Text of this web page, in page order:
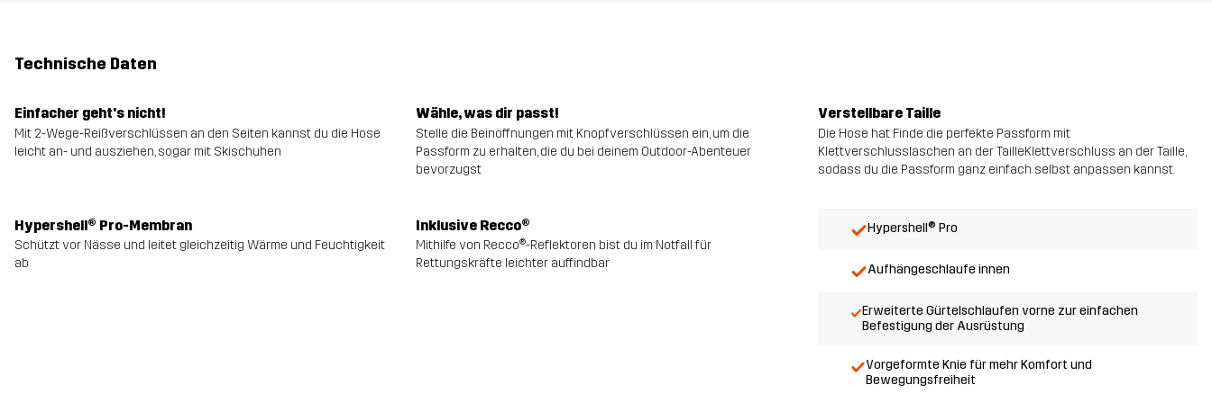
Technische Daten
Einfacher geht's nicht!
Mit 2-Wege-Reißverschlüssen an den Seiten kannst du die Hose
leicht an- und ausziehen, sogar mit Skischuhen
Wähle, was dir passt!
Stelle die Beinöffnungen mit Knopfverschlüssen ein, um die
Passform zu erhalten, die du bei deinem Outdoor-Abenteuer
bevorzugst
Verstellbare Taille
Die Hose hat Finde die perfekte Passform mit
Klettverschlusslaschen an der TailleKlettverschluss an der Taille,
sodass du die Passform ganz einfach selbst anpassen kannst.
Hypershell® Pro-Membran
Schützt vor Nässe und leitet gleichzeitig Wärme und Feuchtigkeit
ab
Inklusive Recco®
Mithilfe von Recco®-Reflektoren bist du im Notfall für
Rettungskräfte leichter auffindbar
Hypershell® Pro
Aufhängeschlaufe innen
Erweiterte Gürtelschlaufen vorne zur einfachen
Befestigung der Ausrüstung
Vorgeformte Knie für mehr Komfort und
Bewegungsfreiheit